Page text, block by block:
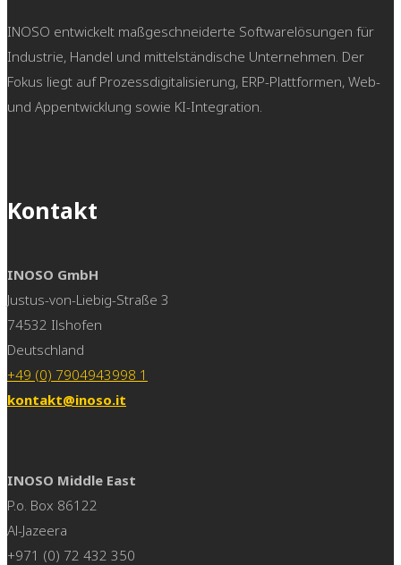
INOSO entwickelt maßgeschneiderte Softwarelösungen für
Industrie, Handel und mittelständische Unternehmen. Der
Fokus liegt auf Prozessdigitalisierung, ERP-Plattformen, Web-
und Appentwicklung sowie KI-Integration.
Kontakt
INOSO GmbH
Justus-von-Liebig-Straße 3
74532 Ilshofen
Deutschland
+49 (0) 7904943998 1
kontakt@inoso.it
INOSO Middle East
P.o. Box 86122
Al-Jazeera
+971 (0) 72 432 350